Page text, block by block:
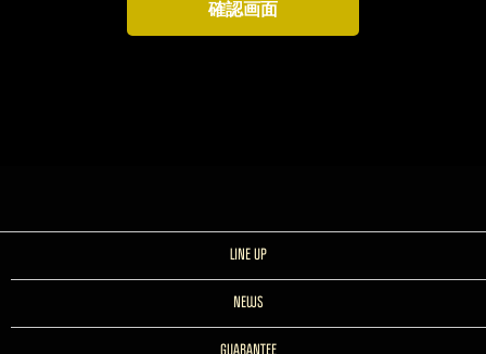
LINE UP
NEWS
GUARANTEE